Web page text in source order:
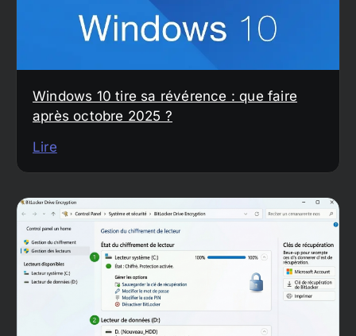
Windows 10 tire sa révérence : que faire
après octobre 2025 ?
Lire